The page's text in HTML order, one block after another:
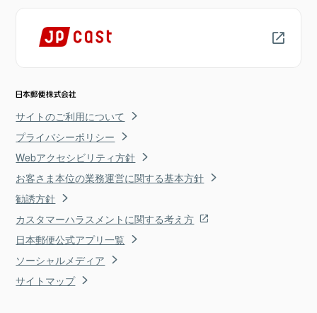
サイトのご利用について
プライバシーポリシー
Webアクセシビリティ方針
お客さま本位の業務運営に関する基本方針
勧誘方針
カスタマーハラスメントに関する考え方
日本郵便公式アプリ一覧
ソーシャルメディア
サイトマップ